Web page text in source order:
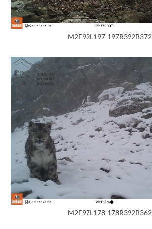
M2E99L197-197R392B372
M2E97L178-178R392B362